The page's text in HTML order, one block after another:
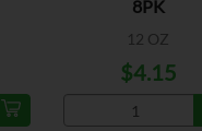
8PK
12 OZ
$4.15